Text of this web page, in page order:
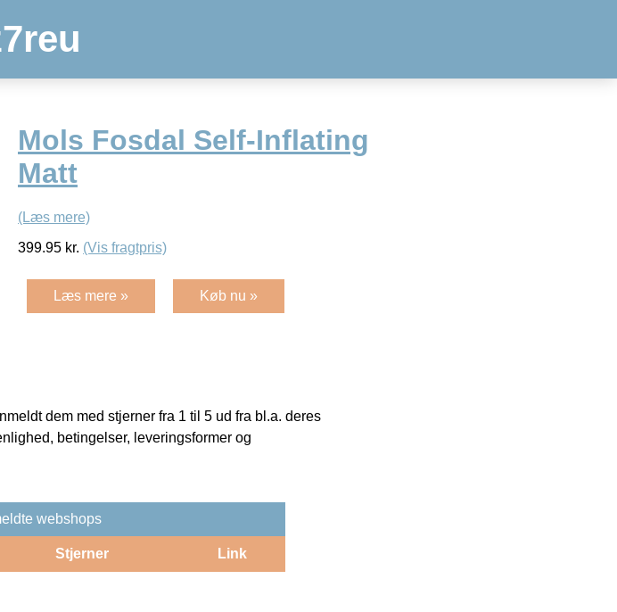
Mols Fosdal Self-Inflating
Matt
(Læs mere)
399.95 kr. (Vis fragtpris)
Læs mere » Køb nu »
dem med stjerner fra 1 til 5 ud fra bl.a. deres
betingelser, leveringsformer og
webshops
Stjerner Link